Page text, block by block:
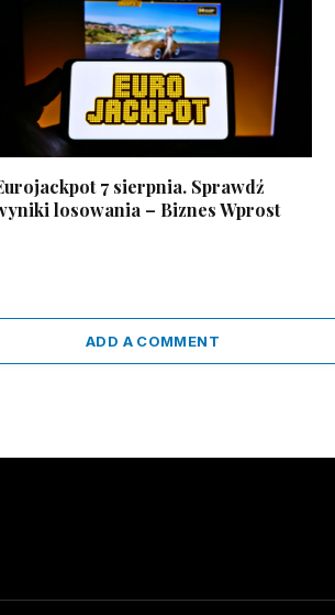
7 sierpnia. Sprawdź
losowania – Biznes Wprost
ADD A COMMENT